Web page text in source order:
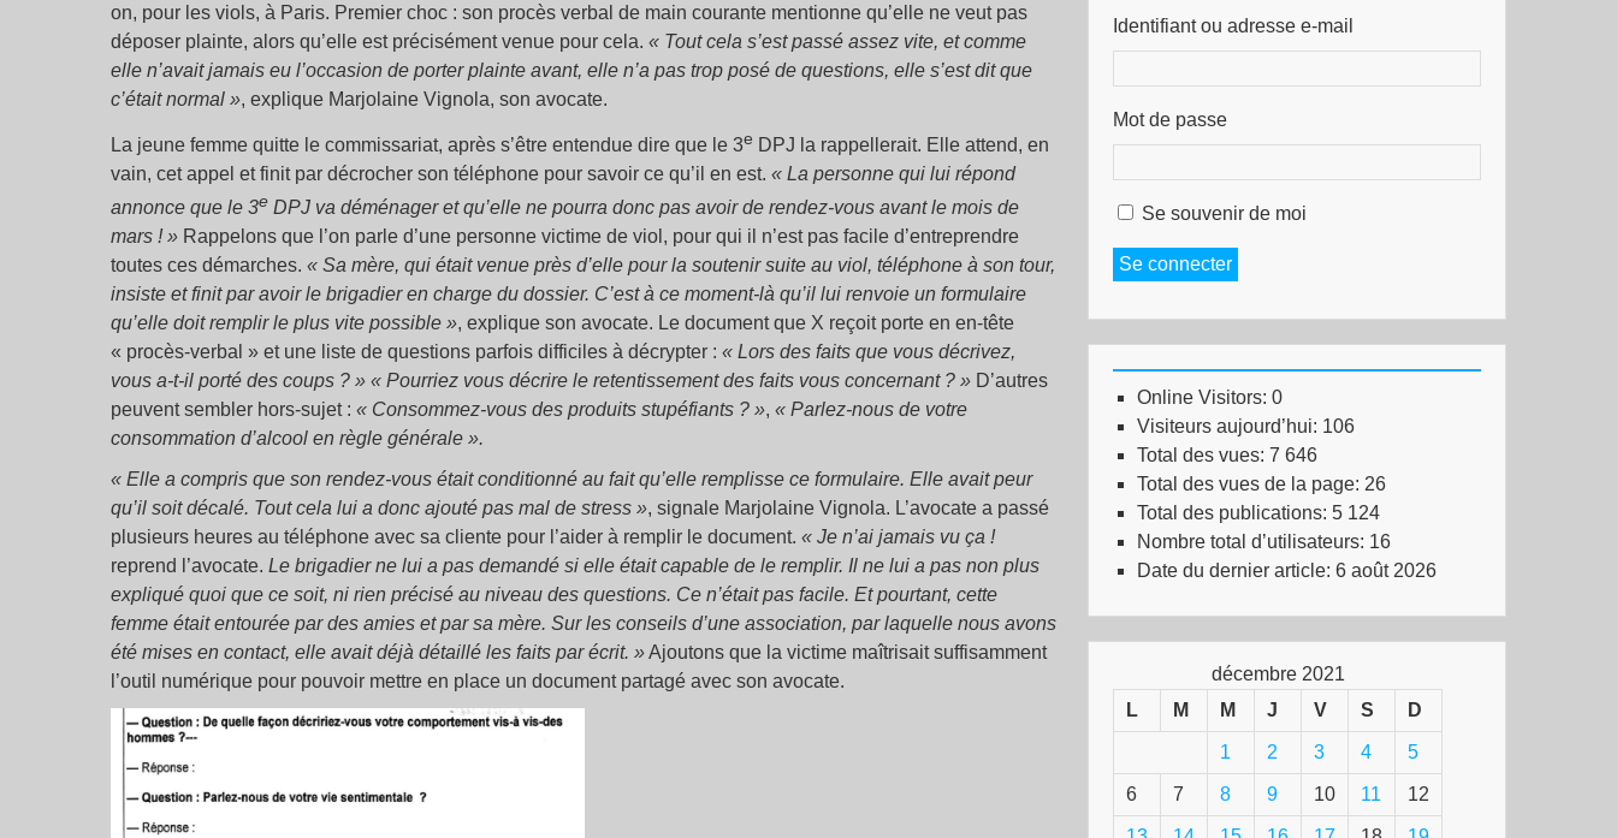
on, pour les viols, à Paris. Premier choc : son procès verbal de main courante mentionne qu’elle ne veut pas
déposer plainte, alors qu’elle est précisément venue pour cela. « Tout cela s’est passé assez vite, et comme
elle n’avait jamais eu l’occasion de porter plainte avant, elle n’a pas trop posé de questions, elle s’est dit que
c’était normal », explique Marjolaine Vignola, son avocate.
La jeune femme quitte le commissariat, après s’être entendue dire que le 3e DPJ la rappellerait. Elle attend, en
vain, cet appel et finit par décrocher son téléphone pour savoir ce qu’il en est. « La personne qui lui répond
annonce que le 3e DPJ va déménager et qu’elle ne pourra donc pas avoir de rendez-vous avant le mois de
mars ! » Rappelons que l’on parle d’une personne victime de viol, pour qui il n’est pas facile d’entreprendre
toutes ces démarches. « Sa mère, qui était venue près d’elle pour la soutenir suite au viol, téléphone à son tour,
insiste et finit par avoir le brigadier en charge du dossier. C’est à ce moment-là qu’il lui renvoie un formulaire
qu’elle doit remplir le plus vite possible », explique son avocate. Le document que X reçoit porte en en-tête
« procès-verbal » et une liste de questions parfois difficiles à décrypter : « Lors des faits que vous décrivez,
vous a-t-il porté des coups ? » « Pourriez vous décrire le retentissement des faits vous concernant ? » D’autres
peuvent sembler hors-sujet : « Consommez-vous des produits stupéfiants ? », « Parlez-nous de votre
consommation d’alcool en règle générale ».
« Elle a compris que son rendez-vous était conditionné au fait qu’elle remplisse ce formulaire. Elle avait peur
qu’il soit décalé. Tout cela lui a donc ajouté pas mal de stress », signale Marjolaine Vignola. L’avocate a passé
plusieurs heures au téléphone avec sa cliente pour l’aider à remplir le document. « Je n’ai jamais vu ça !
reprend l’avocate. Le brigadier ne lui a pas demandé si elle était capable de le remplir. Il ne lui a pas non plus
expliqué quoi que ce soit, ni rien précisé au niveau des questions. Ce n’était pas facile. Et pourtant, cette
femme était entourée par des amies et par sa mère. Sur les conseils d’une association, par laquelle nous avons
été mises en contact, elle avait déjà détaillé les faits par écrit. »Ajoutons que la victime maîtrisait suffisamment
l’outil numérique pour pouvoir mettre en place un document partagé avec son avocate.
Identifiant ou adresse e-mail
Mot de passe
Se souvenir de moi
Se connecter
Online Visitors: 0
Visiteurs aujourd’hui: 106
Total des vues: 7 646
Total des vues de la page: 26
Total des publications: 5 124
Nombre total d’utilisateurs: 16
Date du dernier article: 6 août 2026
décembre 2021
L
M M J V S D
1 2 3 4 5
6 7 8 9 10 11 12